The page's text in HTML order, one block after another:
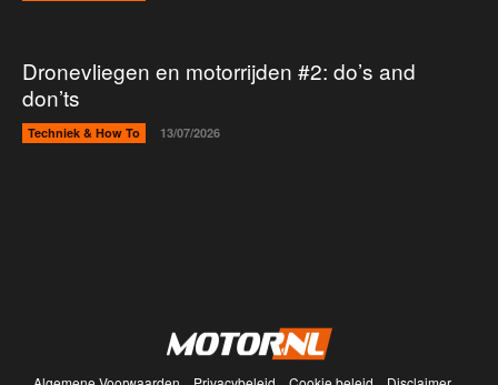
Dronevliegen en motorrijden #2: do’s and
don’ts
Techniek & How To 13/07/2026